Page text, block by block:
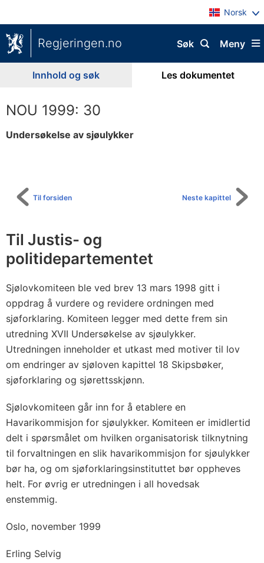
Norsk
Regjeringen.no Meny
Søk
Innhold og søk Les dokumentet
NOU 1999: 30
Undersøkelse av sjøulykker
Neste kapittel
Til forsiden
Til Justis- og
politidepartementet
Sjølovkomiteen ble ved brev 13 mars 1998 gitt i
oppdrag å vurdere og revidere ordningen med
sjøforklaring. Komiteen legger med dette frem sin
utredning XVII Undersøkelse av sjøulykker.
Utredningen inneholder et utkast med motiver til lov
om endringer av sjøloven kapittel 18 Skipsbøker,
sjøforklaring og sjørettsskjønn.
Sjølovkomiteen går inn for å etablere en
Havarikommisjon for sjøulykker. Komiteen er imidlertid
delt i spørsmålet om hvilken organisatorisk tilknytning
til forvaltningen en slik havarikommisjon for sjøulykker
bør ha, og om sjøforklaringsinstituttet bør oppheves
helt. For øvrig er utredningen i all hovedsak
enstemmig.
Oslo, november 1999
Erling Selvig